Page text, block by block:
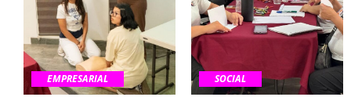
EMPRESARIAL SOCIAL